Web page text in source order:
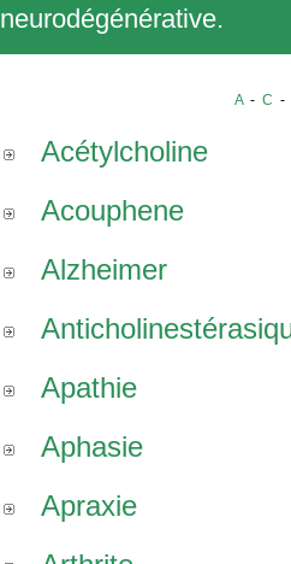
neurodégénérative.
A- C -
Acétylcholine
Acouphene
Alzheimer
Apathie
Aphasie
Apraxie